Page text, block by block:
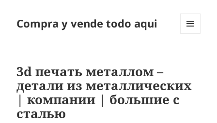
Compra y vende todo aqui
3d печать металлом –
детали из металлических
| компании | большие с
сталью